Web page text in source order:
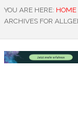
YOU ARE HERE: HOME
ARCHIVES FOR